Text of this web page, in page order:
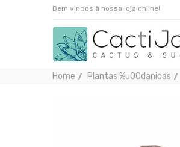
Bem vindos à nossa loja online!
Home Plantas %u00danicas